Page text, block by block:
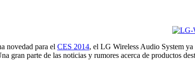
novedad para el CES 2014, el LG Wireless Audio System ya
gran parte de las noticias y rumores acerca de productos